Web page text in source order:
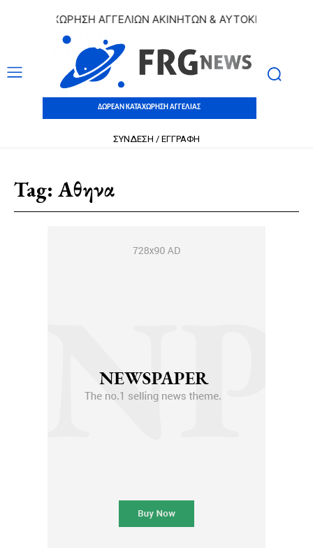
ΚΑΤΑΧΩΡΗΣΗ ΑΓΓΕΛΙΩΝ ΑΚΙΝΗΤΩΝ & ΑΥΤΟΚΙΝΗΤΩΝ |
ΔΩΡΕΑΝ ΚΑΤΑΧΩΡΗΣΗ ΑΓΓΕΛΙΑΣ
ΣΥΝΔΕΣΗ / ΕΓΓΡΑΦΗ
Tag: Αθηνα